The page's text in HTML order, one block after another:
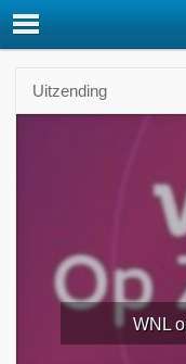
Uitzending
WNL